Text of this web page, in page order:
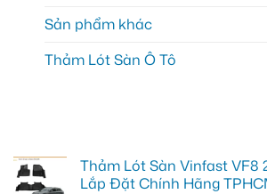
Sản phẩm khác
Thảm Lót Sàn Ô Tô
Thảm Lót Sàn Vinfast VF8
Lắp Đặt Chính Hãng